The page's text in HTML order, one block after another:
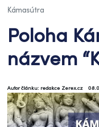
Kámasútra
Poloha
názvem
Autor článku: redakce Zerex.cz